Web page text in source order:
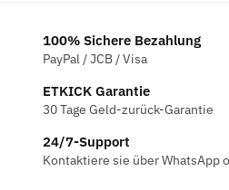
100% Sichere Bezahlung
PayPal / JCB / Visa
ETKICK Garantie
30 Tage Geld-zurück-Garantie
24/7-Support
Kontaktiere sie über WhatsApp